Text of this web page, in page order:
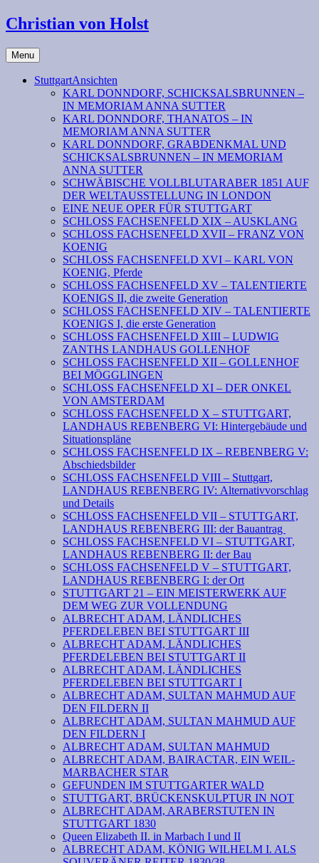
Christian von Holst
Menu
StuttgartAnsichten
KARL DONNDORF, SCHICKSALSBRUNNEN –
IN MEMORIAM ANNA SUTTER
KARL DONNDORF, THANATOS – IN
MEMORIAM ANNA SUTTER
KARL DONNDORF, GRABDENKMAL UND
SCHICKSALSBRUNNEN – IN MEMORIAM
ANNA SUTTER
SCHWÄBISCHE VOLLBLUTARABER 1851 AUF
DER WELTAUSSTELLUNG IN LONDON
EINE NEUE OPER FÜR STUTTGART
SCHLOSS FACHSENFELD XIX – AUSKLANG
SCHLOSS FACHSENFELD XVII – FRANZ VON
KOENIG
SCHLOSS FACHSENFELD XVI – KARL VON
KOENIG, Pferde
SCHLOSS FACHSENFELD XV – TALENTIERTE
KOENIGS II, die zweite Generation
SCHLOSS FACHSENFELD XIV – TALENTIERTE
KOENIGS I, die erste Generation
SCHLOSS FACHSENFELD XIII – LUDWIG
ZANTHS LANDHAUS GOLLENHOF
SCHLOSS FACHSENFELD XII – GOLLENHOF
BEI MÖGGLINGEN
SCHLOSS FACHSENFELD XI – DER ONKEL
VON AMSTERDAM
SCHLOSS FACHSENFELD X – STUTTGART,
LANDHAUS REBENBERG VI: Hintergebäude und
Situationspläne
SCHLOSS FACHSENFELD IX – REBENBERG V:
Abschiedsbilder
SCHLOSS FACHSENFELD VIII – Stuttgart,
LANDHAUS REBENBERG IV: Alternativvorschlag
und Details
SCHLOSS FACHSENFELD VII – STUTTGART,
LANDHAUS REBENBERG III: der Bauantrag
SCHLOSS FACHSENFELD VI – STUTTGART,
LANDHAUS REBENBERG II: der Bau
SCHLOSS FACHSENFELD V – STUTTGART,
LANDHAUS REBENBERG I: der Ort
STUTTGART 21 – EIN MEISTERWERK AUF
DEM WEG ZUR VOLLENDUNG
ALBRECHT ADAM, LÄNDLICHES
PFERDELEBEN BEI STUTTGART III
ALBRECHT ADAM, LÄNDLICHES
PFERDELEBEN BEI STUTTGART II
ALBRECHT ADAM, LÄNDLICHES
PFERDELEBEN BEI STUTTGART I
ALBRECHT ADAM, SULTAN MAHMUD AUF
DEN FILDERN II
ALBRECHT ADAM, SULTAN MAHMUD AUF
DEN FILDERN I
ALBRECHT ADAM, SULTAN MAHMUD
ALBRECHT ADAM, BAIRACTAR, EIN WEIL-
MARBACHER STAR
GEFUNDEN IM STUTTGARTER WALD
STUTTGART, BRÜCKENSKULPTUR IN NOT
ALBRECHT ADAM, ARABERSTUTEN IN
STUTTGART 1830
Queen Elizabeth II. in Marbach I und II
ALBRECHT ADAM, KÖNIG WILHELM I. ALS